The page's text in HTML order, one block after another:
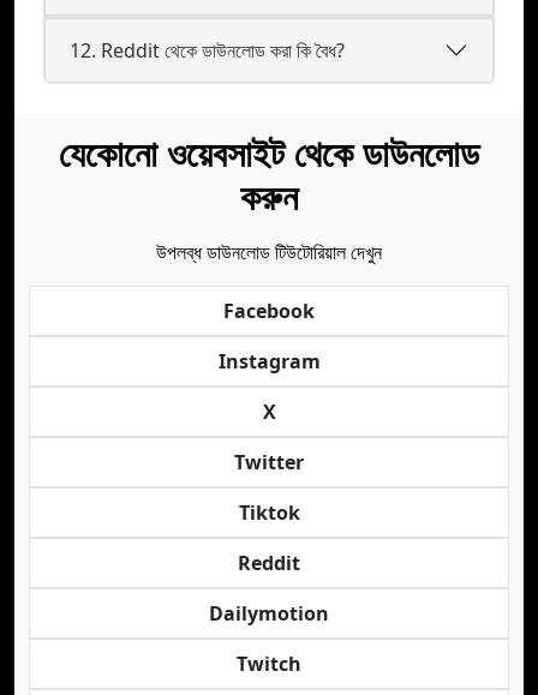
12. Reddit থেকে ডাউনলোড করা কি বৈধ?
যেকোনো ওয়েবসাইট থেকে ডাউনলোড
করুন
উপলব্ধ ডাউনলোড টিউটোরিয়াল দেখুন
Facebook
Instagram
X
Twitter
Tiktok
Reddit
Dailymotion
Twitch